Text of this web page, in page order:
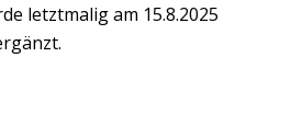
letztmalig am 15.8.2025